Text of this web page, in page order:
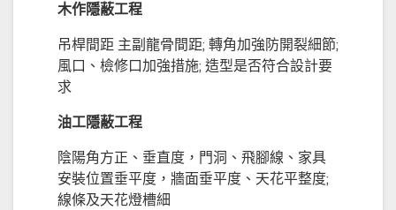
木作隱蔽工程
吊桿間距 主副龍骨間距; 轉角加強防開裂細節;
風口、檢修口加強措施; 造型是否符合設計要
求
油工隱蔽工程
陰陽角方正、垂直度，門洞、飛腳線、家具
安裝位置垂平度，牆面垂平度、天花平整度;
線條及天花燈槽細